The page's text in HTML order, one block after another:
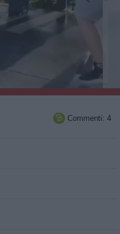
 Commenti: 4